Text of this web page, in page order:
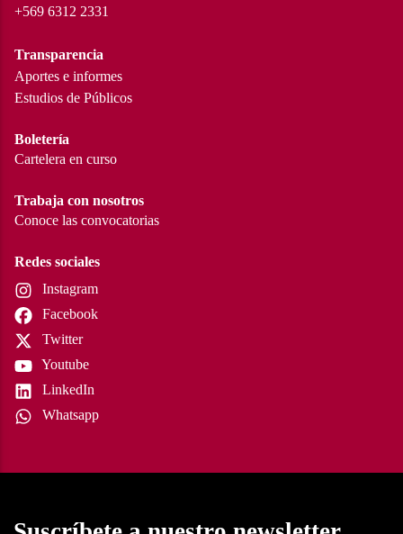
+569 6312 2331
Transparencia
Aportes e informes
Estudios de Públicos
Boletería
Cartelera en curso
Trabaja con nosotros
Conoce las convocatorias
Redes sociales
Instagram
Facebook
Twitter
Youtube
LinkedIn
Whatsapp